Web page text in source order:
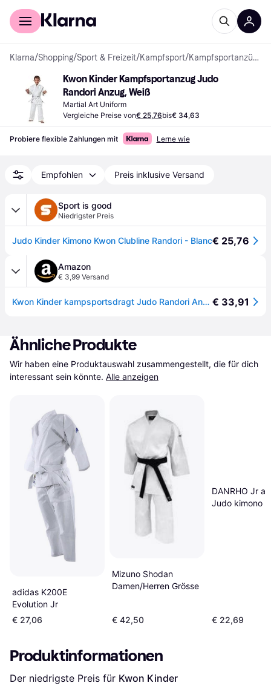
Für Shopper
Klarna/Shopping/Sport & Freizeit/Kampfsport/ Kampfsportanzüge
Kwon Kinder Kampfsportanzug Judo
Randori Anzug, Weiß
Martial Art Uniform
Vergleiche Preise von€ 25,76bis€ 34,63
Probiere flexible Zahlungen mit Lerne wie
Empfohlen Preis inklusive Versand
Sport is good
Niedrigster Preis
Judo Kinder Kimono Kwon Clubline Randori - Blanc€ 25,76
Amazon
€ 3,99 Versand
Kwon Kinder kampsportsdragt Judo Randori Anzug, Weiß, 150 EU € 33,91
Ähnliche Produkte
Wir haben eine Produktauswahl zusammengestellt, die für dich
interessant sein könnte. Alle anzeigen
adidas K200E
Evolution Jr
€ 27,06
Mizuno Shodan
Damen/Herren Grösse
€ 42,50
DANRHO Jr
Judo kimono
€ 22,69
Produktinformationen
Der niedrigste Preis für Kwon Kinder